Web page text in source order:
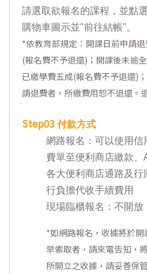
請選取欲報名的課程，並點
購物車圖示並"前往結帳"。
*依教育部規定：開課日前申請
(報名費不予退還)；開課後未逾
已繳學費五成(報名費不予退還)
請退費者，所繳費用恕不退還。
Step03 付款方式
網路報名：可以使用信
費單至便利商店繳款、
各大便利商店通路及行
行負擔代收手續費用
現場臨櫃報名：不開放
*如網路報名，收據將於
早索取者，請來電告知，
所開立之收據，請妥善保